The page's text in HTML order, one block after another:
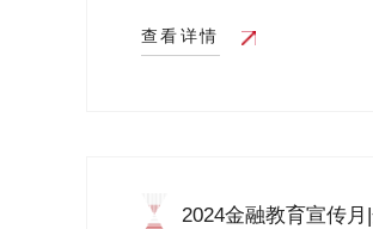
查看详情
2024金融教育宣传